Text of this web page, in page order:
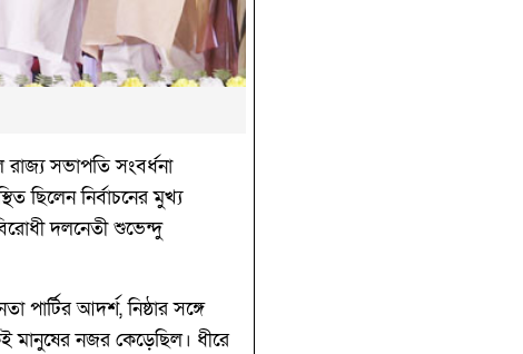
সভাপতি সংবর্ধনা
ছিলেন নির্বাচনের মুখ্য
বিরোধী দলনেতী শুভেন্দু
আদর্শ, নিষ্ঠার সঙ্গে
মানুষের নজর কেড়েছিল। ধীরে